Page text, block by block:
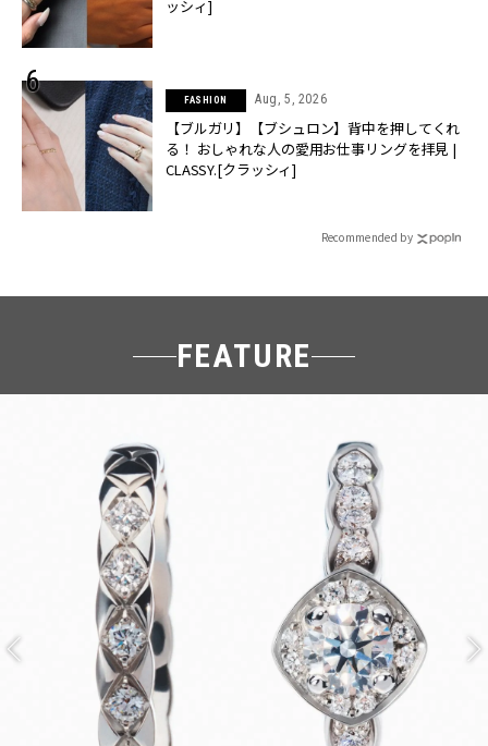
ッシィ]
FASHION Aug, 5, 2026
【ブルガリ】【ブシュロン】背中を押してくれ
る！ おしゃれな人の愛用お仕事リングを拝見 |
CLASSY.[クラッシィ]
Recommended by
FEATURE